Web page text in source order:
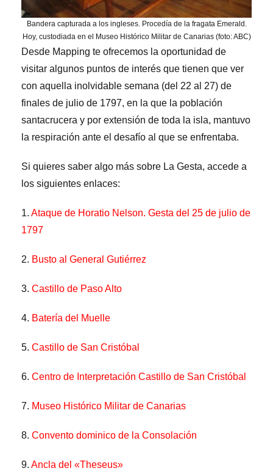
Bandera capturada a los ingleses. Procedía de la fragata Emerald.
Hoy, custodiada en el Museo Histórico Militar de Canarias (foto: ABC)
Desde Mapping te ofrecemos la oportunidad de
visitar algunos puntos de interés que tienen que ver
con aquella inolvidable semana (del 22 al 27) de
finales de julio de 1797, en la que la población
santacrucera y por extensión de toda la isla, mantuvo
la respiración ante el desafío al que se enfrentaba.
Si quieres saber algo más sobre La Gesta, accede a
los siguientes enlaces:
1. Ataque de Horatio Nelson. Gesta del 25 de julio de
1797
2. Busto al General Gutiérrez
3. Castillo de Paso Alto
4. Batería del Muelle
5. Castillo de San Cristóbal
6. Centro de Interpretación Castillo de San Cristóbal
7. Museo Histórico Militar de Canarias
8. Convento dominico de la Consolación
9. Ancla del «Theseus»